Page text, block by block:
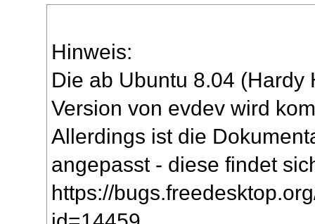
Hinweis:
Die ab Ubuntu 8.04 (Hardy
Version von evdev wird
Allerdings ist die
angepasst - diese findet
https://